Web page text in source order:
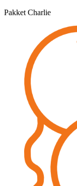
Pakket Charlie